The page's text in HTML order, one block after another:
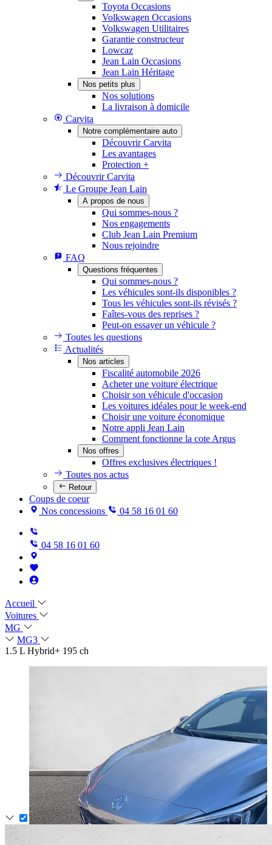
Toyota Occasions
Volkswagen Occasions
Volkswagen Utilitaires
Garantie constructeur
Lowcaz
Jean Lain Occasions
Jean Lain Héritage
Nos petits plus
Nos solutions
La livraison à domicile
Carvita
Notre complémentaire auto
Découvrir Carvita
Les avantages
Protection +
Découvrir Carvita
Le Groupe Jean Lain
A propos de nous
Qui sommes-nous ?
Nos engagements
Club Jean Lain Premium
Nous rejoindre
FAQ
Questions fréquentes
Qui sommes-nous ?
Les véhicules sont-ils disponibles ?
Tous les véhicules sont-ils révisés ?
Faîtes-vous des reprises ?
Peut-on essayer un véhicule ?
Toutes les questions
Actualités
Nos articles
Fiscalité automobile 2026
Acheter une voiture électrique
Choisir son véhicule d'occasion
Les voitures idéales pour le week-end
Choisir une voiture économique
Notre appli Jean Lain
Comment fonctionne la cote Argus
Nos offres
Offres exclusives électriques !
Toutes nos actus
Retour
Coups de coeur
Nos concessions
04 58 16 01 60
04 58 16 01 60
Accueil
Voitures
MG
MG3
1.5 L Hybrid+ 195 ch